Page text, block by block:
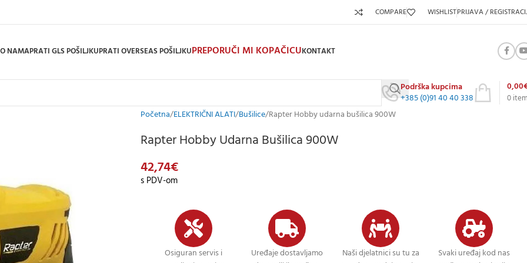
COMPARE WISHLISTPRIJAVA /
O NAMAPRATI GLS POŠILJKUPRATI OVERSEAS POŠILJKUPREPORUČI MI KOPAČICUKONTAKT
Podrška kupcima
+385 (0)91 40 40 338
0
0,00
Početna ELEKTRIČNI ALATI Bušilice Rapter Hobby udarna bušilica 900W
Rapter Hobby Udarna Bušilica 900W
42,74€
s PDV-om
Osiguran servis i
Uređaje dostavljamo
Naši djelatnici su tu za
Svaki uređaj kod nas